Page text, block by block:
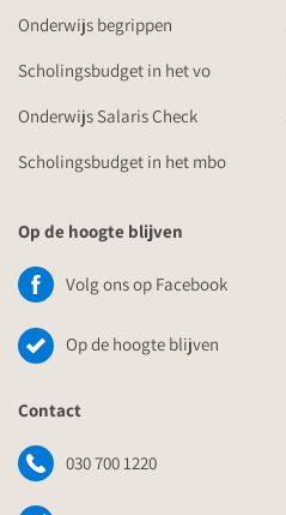
Onderwijs begrippen
Scholingsbudget in het vo
Onderwijs Salaris Check
Scholingsbudget in het mbo
Op de hoogte blijven
Volg ons op Facebook
Op de hoogte blijven
Contact
030 700 1220